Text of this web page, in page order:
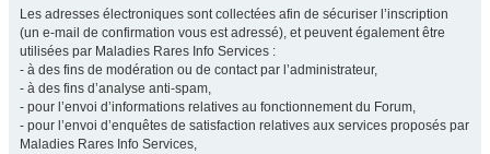
Les adresses électroniques sont collectées afin de sécuriser l’inscription
(un e-mail de confirmation vous est adressé), et peuvent également être
utilisées par Maladies Rares Info Services :
- à des fins de modération ou de contact par l’administrateur,
- à des fins d’analyse anti-spam,
- pour l’envoi d’informations relatives au fonctionnement du Forum,
- pour l’envoi d’enquêtes de satisfaction relatives aux services proposés par
Maladies Rares Info Services,